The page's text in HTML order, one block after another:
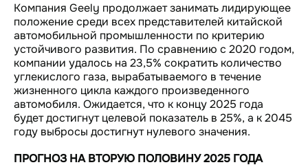
Компания Geely продолжает занимать лидирующее
положение среди всех представителей китайской
автомобильной промышленности по критерию
устойчивого развития. По сравнению с 2020 годом,
компании удалось на 23,5% сократить количество
углекислого газа, вырабатываемого в течение
жизненного цикла каждого произведенного
автомобиля. Ожидается, что к концу 2025 года
будет достигнут целевой показатель в 25%, а к 2045
году выбросы достигнут нулевого значения.
ПРОГНОЗ НА ВТОРУЮ ПОЛОВИНУ 2025 ГОДА